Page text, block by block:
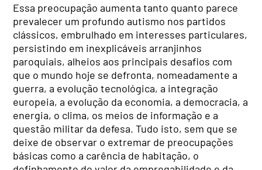
Essa preocupação aumenta tanto quanto parece
prevalecer um profundo autismo nos partidos
clássicos, embrulhado em interesses particulares,
persistindo em inexplicáveis arranjinhos
paroquiais, alheios aos principais desafios com
que o mundo hoje se defronta, nomeadamente a
guerra, a evolução tecnológica, a integração
europeia, a evolução da economia, a democracia, a
energia, o clima, os meios de informação e a
questão militar da defesa. Tudo isto, sem que se
deixe de observar o extremar de preocupações
básicas como a carência de habitação, o